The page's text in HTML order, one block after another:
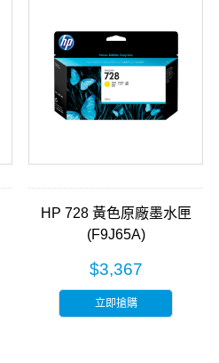
HP 728 黃色原廠墨水匣
(F9J65A)
$3,367
立即搶購